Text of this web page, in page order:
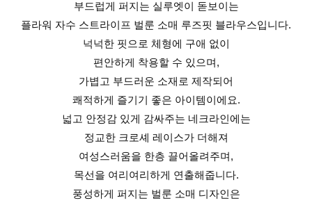
부드럽게 퍼지는 실루엣이 돋보이는
플라워 자수 스트라이프 벌룬 소매 루즈핏 블라우스입니다.
넉넉한 핏으로 체형에 구애 없이
편안하게 착용할 수 있으며,
가볍고 부드러운 소재로 제작되어
쾌적하게 즐기기 좋은 아이템이에요.
넓고 안정감 있게 감싸주는 네크라인에는
정교한 크로셰 레이스가 더해져
여성스러움을 한층 끌어올려주며,
목선을 여리여리하게 연출해줍니다.
풍성하게 퍼지는 벌룬 소매 디자인은